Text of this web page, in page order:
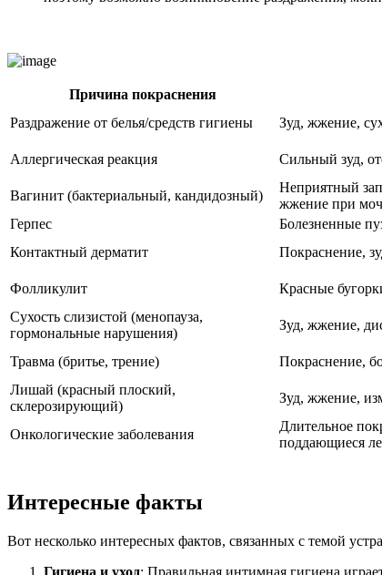
Причина покраснения
Раздражение от белья/средств гигиены
Зуд, жжение,
Аллергическая реакция
Сильный зуд,
Вагинит (бактериальный, кандидозный)
Неприятный
жжение при
Герпес
Болезненные
Контактный дерматит
Покраснение,
Фолликулит
Красные
Сухость слизистой (менопауза,
гормональные нарушения)
Зуд, жжение,
Травма (бритье, трение) Покраснение,
Лишай (красный плоский,
склерозирующий)
Зуд, жжение,
Онкологические заболевания
Длительное
поддающиеся
Интересные факты
Вот несколько интересных фактов, связанных с темой